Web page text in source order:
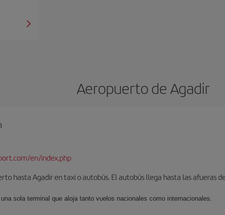
Aeropuerto de Agadir
en/index.php
hasta Agadir en taxi o autobús. El autobús llega hasta las afueras
sola terminal que aloja tanto vuelos nacionales como internacionales.